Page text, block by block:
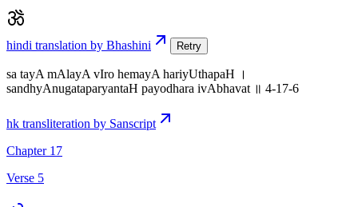
hindi translation by Bhashini Retry
sa tayA mAlayA vIro hemayA hariyUthapaH ।
sandhyAnugataparyantaH payodhara ivAbhavat ॥ 4-17-6
hk transliteration by Sanscript
Chapter 17
Verse 5